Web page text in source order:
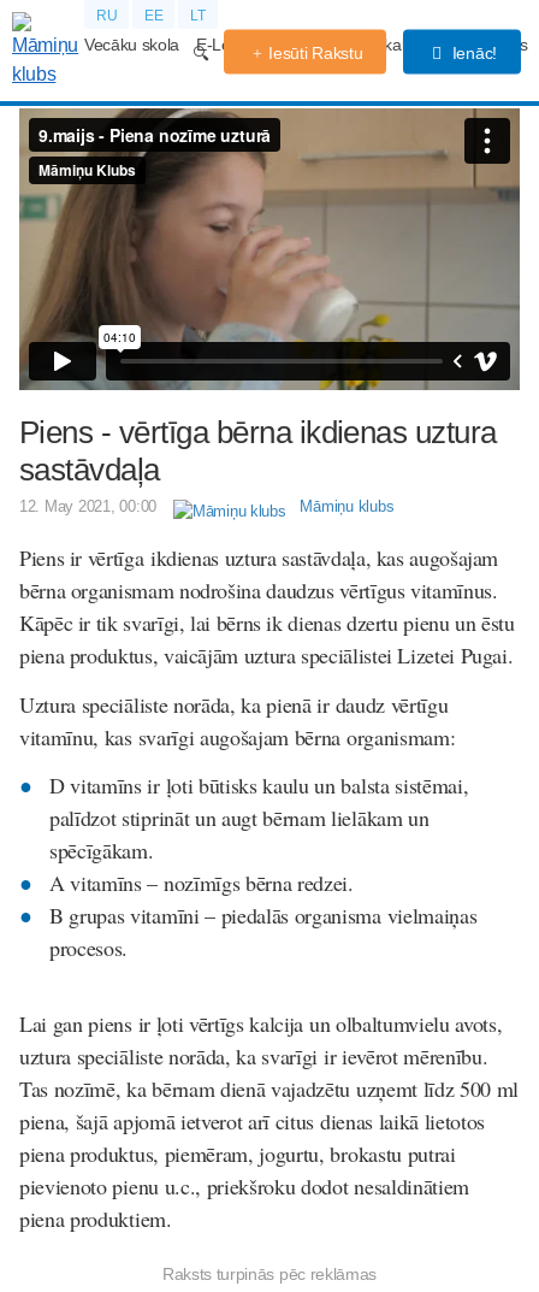
RU EE LT
Vecāku skola E-Lekcijas Grūtniecības kalendārs Forums
Iesūti Rakstu Ienāc!
Piens - vērtīga bērna ikdienas uztura
sastāvdaļa
12. May 2021, 00:00 Māmiņu klubs
Piens ir vērtīga ikdienas uztura sastāvdaļa, kas augošajam
bērna organismam nodrošina daudzus vērtīgus vitamīnus.
Kāpēc ir tik svarīgi, lai bērns ik dienas dzertu pienu un ēstu
piena produktus, vaicājām uztura speciālistei Lizetei Pugai.
Uztura speciāliste norāda, ka pienā ir daudz vērtīgu
vitamīnu, kas svarīgi augošajam bērna organismam:
D vitamīns ir ļoti būtisks kaulu un balsta sistēmai,
palīdzot stiprināt un augt bērnam lielākam un
spēcīgākam.
A vitamīns – nozīmīgs bērna redzei.
B grupas vitamīni – piedalās organisma vielmaiņas
procesos.
Lai gan piens ir ļoti vērtīgs kalcija un olbaltumvielu avots,
uztura speciāliste norāda, ka svarīgi ir ievērot mērenību.
Tas nozīmē, ka bērnam dienā vajadzētu uzņemt līdz 500 ml
piena, šajā apjomā ietverot arī citus dienas laikā lietotos
piena produktus, piemēram, jogurtu, brokastu putrai
pievienoto pienu u.c., priekšroku dodot nesaldinātiem
piena produktiem.
Raksts turpinās pēc reklāmas